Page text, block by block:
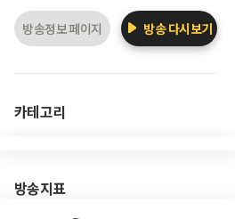
방송정보 페이지 방송 다시보기
카테고리
방송지표